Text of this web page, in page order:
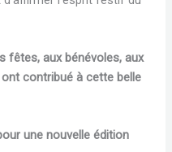
fêtes, aux bénévoles, aux
contribué à cette belle
une nouvelle édition